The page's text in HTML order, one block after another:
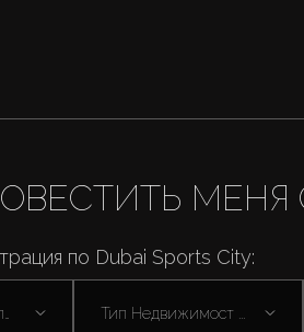
МЕНЯ
по Dubai Sports City:
Тип Недвижимост ...